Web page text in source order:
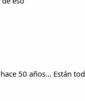
50 años... Están